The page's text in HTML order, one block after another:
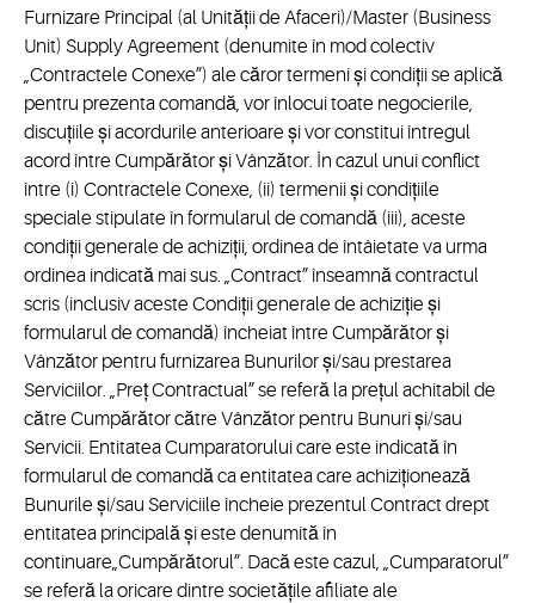
Furnizare Principal (al Unității de Afaceri)/Master (Business
Unit) Supply Agreement (denumite în mod colectiv
„Contractele Conexe”) ale căror termeni și condiții se aplică
pentru prezenta comandă, vor înlocui toate negocierile,
discuțiile și acordurile anterioare și vor constitui întregul
acord între Cumpărător și Vânzător. În cazul unui conflict
între (i) Contractele Conexe, (ii) termenii și condițiile
speciale stipulate în formularul de comandă (iii), aceste
condiții generale de achiziții, ordinea de întâietate va urma
ordinea indicată mai sus. „Contract” înseamnă contractul
scris (inclusiv aceste Condiții generale de achiziție și
formularul de comandă) încheiat între Cumpărător și
Vânzător pentru furnizarea Bunurilor și/sau prestarea
Serviciilor. „Preț Contractual” se referă la prețul achitabil de
către Cumpărător către Vânzător pentru Bunuri și/sau
Servicii. Entitatea Cumparatorului care este indicată în
formularul de comandă ca entitatea care achiziționează
Bunurile și/sau Serviciile încheie prezentul Contract drept
entitatea principală și este denumită în
continuare„Cumpărătorul”. Dacă este cazul, „Cumparatorul”
se referă la oricare dintre societățile afiliate ale